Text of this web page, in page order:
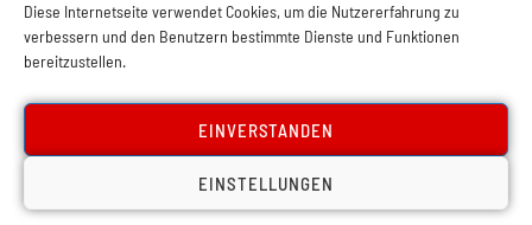
Diese Internetseite verwendet Cookies, um die Nutzererfahrung zu
verbessern und den Benutzern bestimmte Dienste und Funktionen
bereitzustellen.
EINVERSTANDEN
EINSTELLUNGEN
Impressum, Offenlegung Cookie Policy
Datenschutz Kontakt